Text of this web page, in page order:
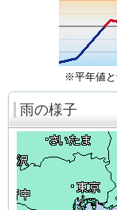
※平年値と
雨の様子